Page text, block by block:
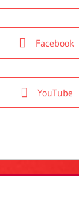
Facebook
YouTube